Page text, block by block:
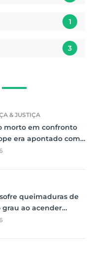
1
3
& JUSTIÇA
morto em confronto
era apontado como
do tráfico de cocaína
queimaduras de
grau ao acender
com álcool em